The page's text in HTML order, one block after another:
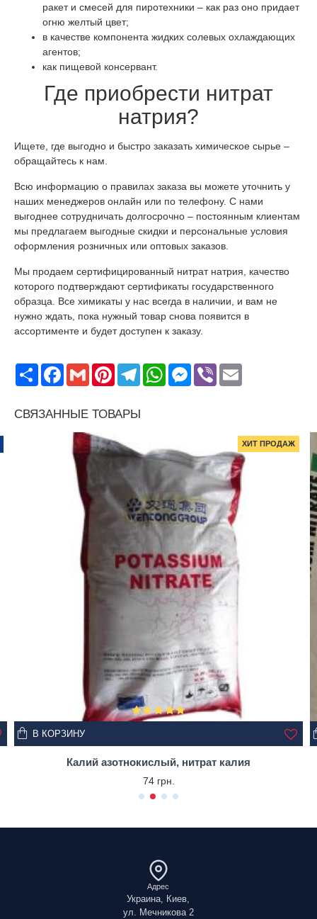
ракет и смесей для пиротехники – как раз оно придает
огню желтый цвет;
в качестве компонента жидких солевых охлаждающих
агентов;
как пищевой консервант.
Где приобрести нитрат
натрия?
Ищете, где выгодно и быстро заказать химическое сырье –
обращайтесь к нам.
Всю информацию о правилах заказа вы можете уточнить у
наших менеджеров онлайн или по телефону. С нами
выгоднее сотрудничать долгосрочно – постоянным клиентам
мы предлагаем выгодные скидки и персональные условия
оформления розничных или оптовых заказов.
Мы продаем сертифицированный нитрат натрия, качество
которого подтверждают сертификаты государственного
образца. Все химикаты у нас всегда в наличии, и вам не
нужно ждать, пока нужный товар снова появится в
ассортименте и будет доступен к заказу.
ПоширитиFacebook
Gmail PinterestTelegramWhatsAppMessenger
Viber
СВЯЗАННЫЕ ТОВАРЫ
ХИТ ПРОДАЖ
Калий азотнокислый, нитрат калия
74 грн.
В КОРЗИНУ
Адрес
Украина, Киев,
ул. Мечникова 2